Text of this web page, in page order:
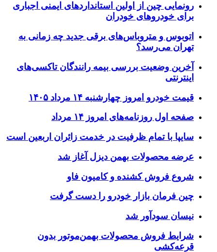
چین از اولین استانداردهای ایمنی اجباری
خودروهای خودران
و متروباس‌های برقی جدید چه زمانی به
می‌رسد؟
وضعیت بررسی بیمه رانندگان تاکسی‌های
خودرو امروز چهارشنبه ۱۴ مرداد ۱۴۰۵
اول روزنامه‌های امروز ۱۴ مرداد
با تمام ظرفیت در خدمت زائران اربعین است
محصولات بهمن دیزل آغاز شد
فروش کشنده و کامیون فاو
فرمان بازار خودرو را دست گرفت
سودآور شد
فروش محصولات بهمن‌موتور بدون